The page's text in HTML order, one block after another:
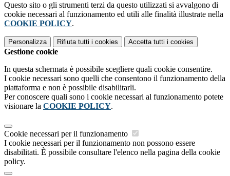
Questo sito o gli strumenti terzi da questo utilizzati si avvalgono di
cookie necessari al funzionamento ed utili alle finalità illustrate nella
COOKIE POLICY.
Personalizza Rifiuta tutti i cookies Accetta tutti i cookies
Gestione cookie
In questa schermata è possibile scegliere quali cookie consentire.
I cookie necessari sono quelli che consentono il funzionamento della
piattaforma e non è possibile disabilitarli.
Per conoscere quali sono i cookie necessari al funzionamento potete
visionare la COOKIE POLICY.
Cookie necessari per il funzionamento
I cookie necessari per il funzionamento non possono essere
disabilitati. È possibile consultare l'elenco nella pagina della cookie
policy.